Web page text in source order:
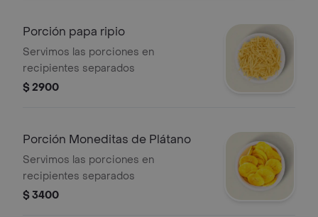
Porción papa ripio
Servimos las porciones en
recipientes separados
$ 2900
Porción Moneditas de Plátano
Servimos las porciones en
recipientes separados
$ 3400